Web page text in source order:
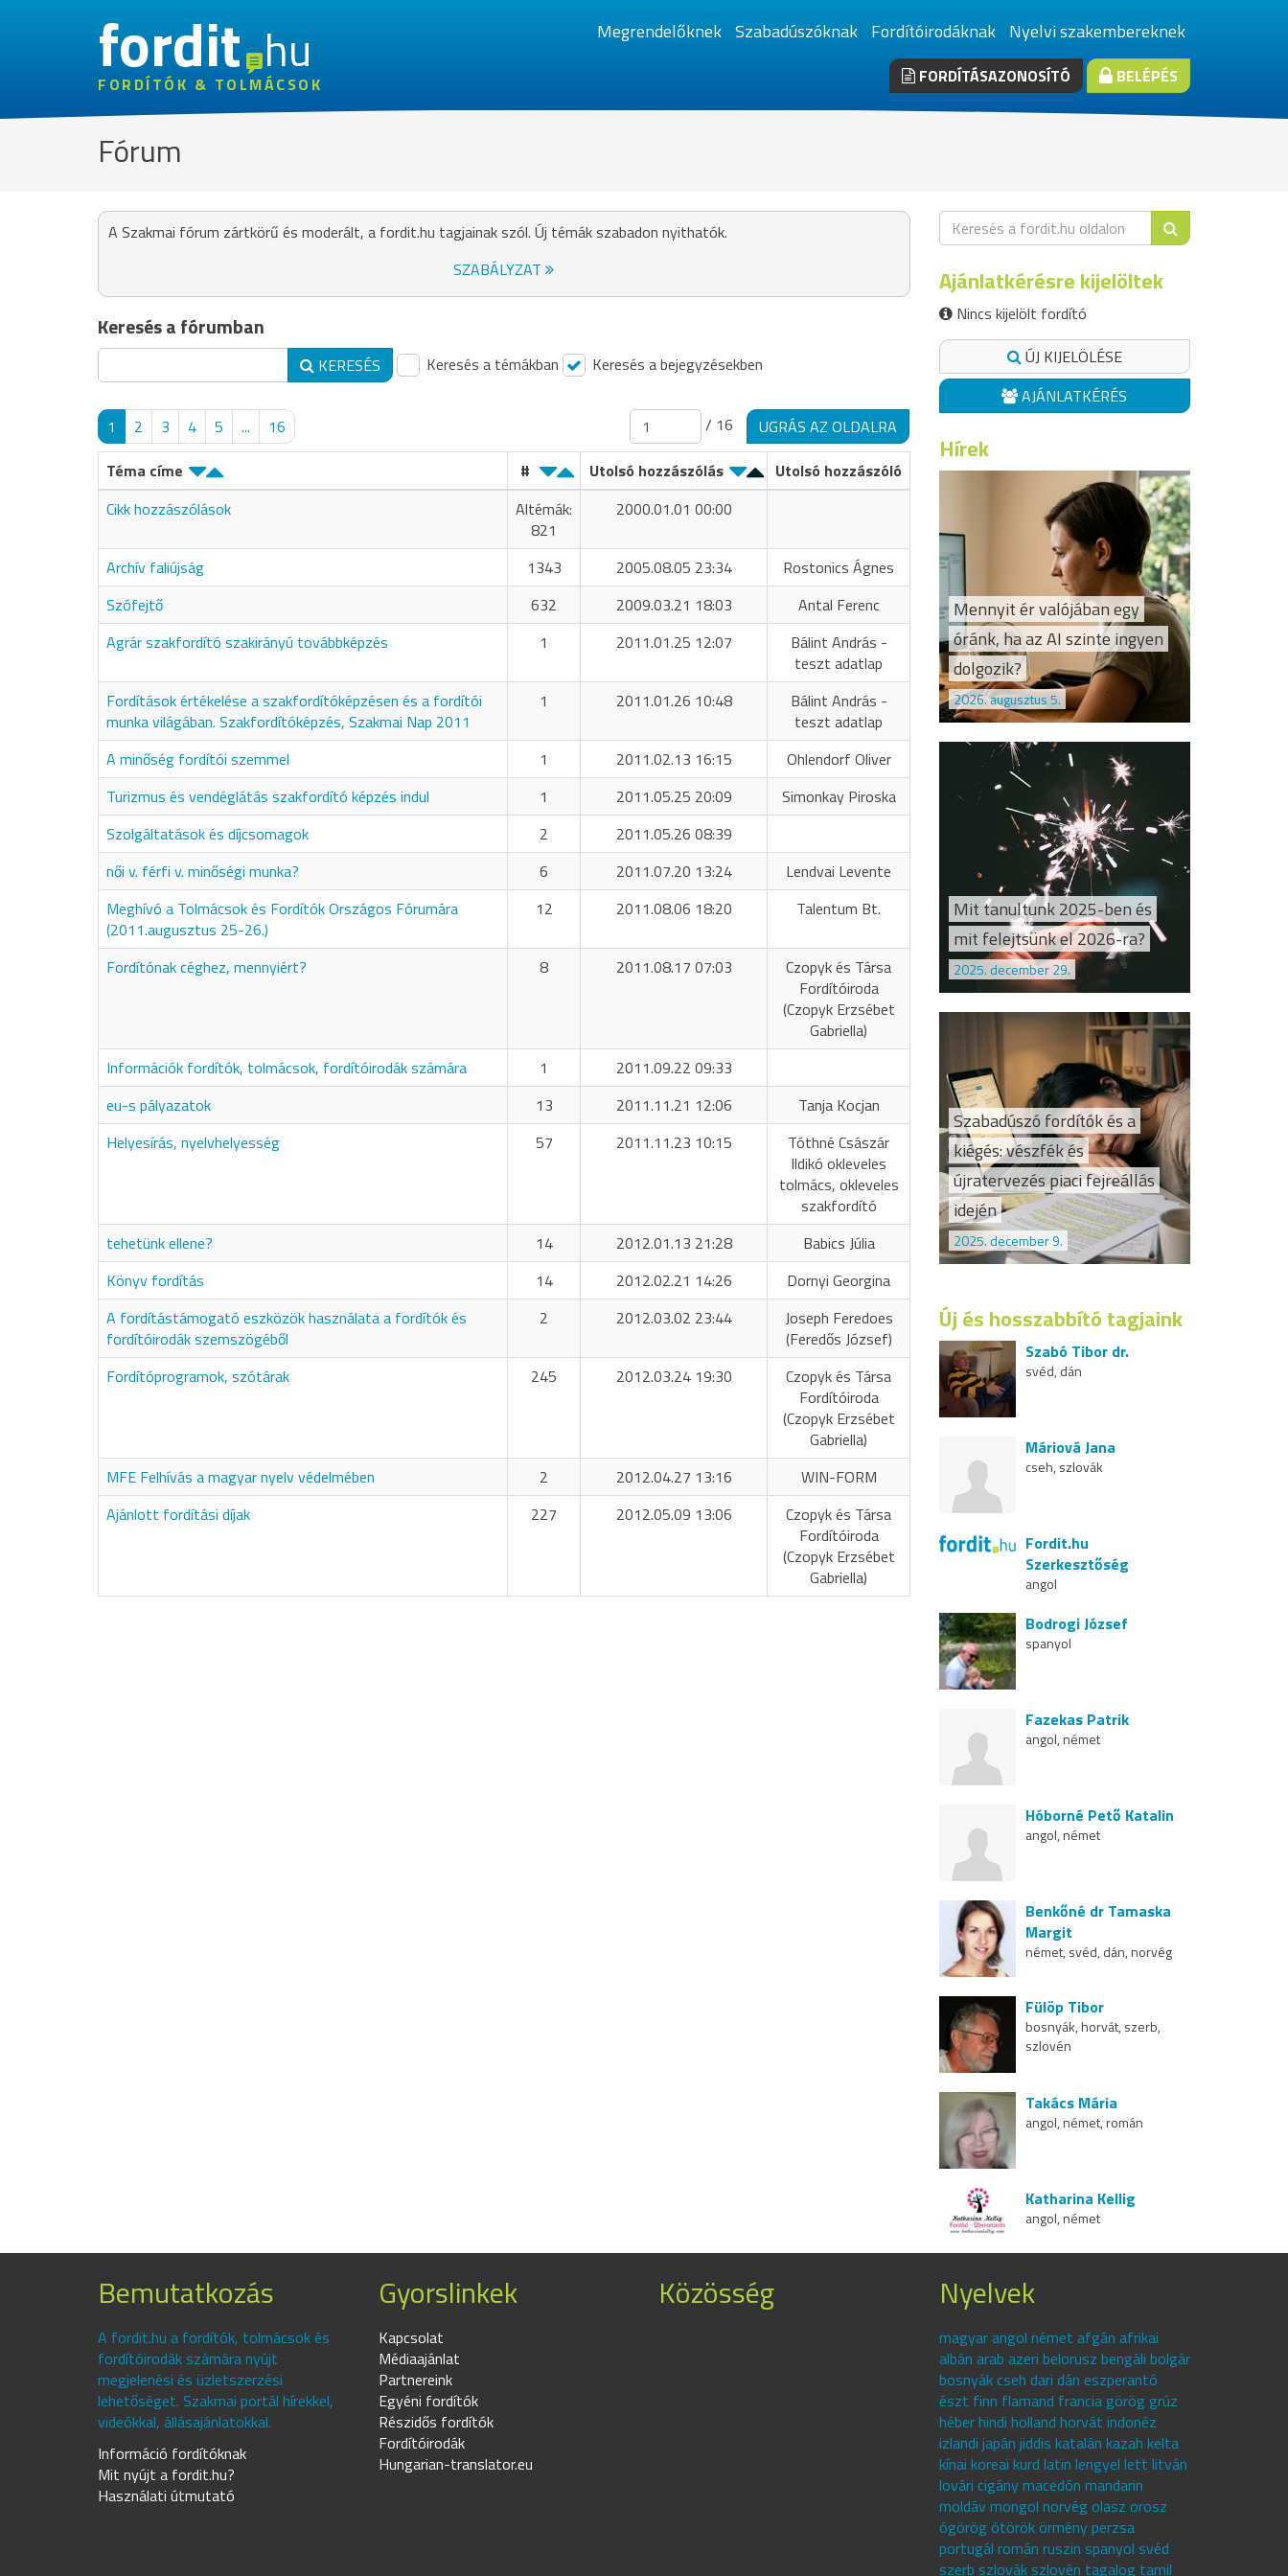
fordithu
FORDÍTÓK & TOLMÁCSOK
Megrendelőknek Szabadúszóknak Fordítóirodáknak Nyelvi szakembereknek
FORDÍTÁSAZONOSÍTÓ BELÉPÉS
Fórum
A Szakmai fórum zártkörű és moderált, a fordit.hu tagjainak szól. Új témák szabadon nyithatók.
SZABÁLYZAT
Keresés a fórumban
KERESÉS Keresés a témákban Keresés a bejegyzésekben
1 2 3 4 5 ... 16 / 16
UGRÁS AZ OLDALRA
Téma címe
# Utolsó hozzászólás
Utolsó hozzászóló
Cikk hozzászólások
Altémák:
821
2000.01.01 00:00
Archív faliújság 1343 2005.08.05 23:34
Rostonics Ágnes
Szófejtő
632 2009.03.21 18:03
Antal Ferenc
Agrár szakfordító szakirányú továbbképzés
1 2011.01.25 12:07
Bálint András -
teszt adatlap
Fordítások értékelése a szakfordítóképzésen és a fordítói
munka világában. Szakfordítóképzés, Szakmai Nap 2011
1 2011.01.26 10:48
Bálint András -
teszt adatlap
A minőség fordítói szemmel
1 2011.02.13 16:15
Ohlendorf Oliver
Turizmus és vendéglátás szakfordító képzés indul
1 2011.05.25 20:09
Simonkay Piroska
Szolgáltatások és díjcsomagok
2
2011.05.26 08:39
női v. férfi v. minőségi munka?
6 2011.07.20 13:24
Lendvai Levente
Meghívó a Tolmácsok és Fordítók Országos Fórumára
(2011.augusztus 25-26.)
12 2011.08.06 18:20 Talentum Bt.
Fordítónak céghez, mennyiért? 8 2011.08.17 07:03
Czopyk és Társa
Fordítóiroda
(Czopyk Erzsébet
Gabriella)
Információk fordítók, tolmácsok, fordítóirodák számára
1
2011.09.22 09:33
eu-s pályazatok
13 2011.11.21 12:06
Tanja Kocjan
Helyesírás, nyelvhelyesség
57 2011.11.23 10:15
Tóthné Császár
Ildikó okleveles
tolmács, okleveles
szakfordító
tehetünk ellene?
14 2012.01.13 21:28
Babics Júlia
Könyv fordítás
14 2012.02.21 14:26
Dornyi Georgina
A fordítástámogató eszközök használata a fordítók és
fordítóirodák szemszögéből
2 2012.03.02 23:44
Joseph Feredoes
(Feredős József)
Fordítóprogramok, szótárak
245 2012.03.24 19:30
Czopyk és Társa
Fordítóiroda
(Czopyk Erzsébet
Gabriella)
MFE Felhívás a magyar nyelv védelmében
2 2012.04.27 13:16
WIN-FORM
Ajánlott fordítási díjak
227 2012.05.09 13:06
Czopyk és Társa
Fordítóiroda
(Czopyk Erzsébet
Gabriella)
Ajánlatkérésre kijelöltek
Nincs kijelölt fordító
ÚJ KIJELÖLÉSE
AJÁNLATKÉRÉS
Hírek
Mennyit ér valójában egy
óránk, ha az AI szinte ingyen
dolgozik?
2026. augusztus 5.
Mit tanultunk 2025-ben és
mit felejtsünk el 2026-ra?
2025. december 29.
Szabadúszó fordítók és a
kiégés: vészfék és
újratervezés piaci fejreállás
idején
2025. december 9.
Új és hosszabbító tagjaink
Szabó Tibor dr.
svéd, dán
Máriová Jana
cseh, szlovák
Fordit.hu
Szerkesztőség
angol
Bodrogi József
spanyol
Fazekas Patrik
angol, német
Hóborné Pető Katalin
angol, német
Benkőné dr Tamaska
Margit
német, svéd, dán, norvég
Fülöp Tibor
bosnyák, horvát, szerb,
szlovén
Takács Mária
angol, német, román
Katharina Kellig
angol, német
Bemutatkozás
A fordit.hu a fordítók, tolmácsok és
fordítóirodák számára nyújt
megjelenési és üzletszerzési
lehetőséget. Szakmai portál hírekkel,
videókkal, állásajánlatokkal.
Információ fordítóknak
Mit nyújt a fordit.hu?
Használati útmutató
Gyorslinkek
Kapcsolat
Médiaajánlat
Partnereink
Egyéni fordítók
Részidős fordítók
Fordítóirodák
Hungarian-translator.eu
Közösség Nyelvek
magyar angol német afgán afrikai
albán arab azeri belorusz bengáli bolgár
bosnyák cseh dari dán eszperantó
észt finn flamand francia görög grúz
héber hindi holland horvát indonéz
izlandi japán jiddis katalán kazah kelta
kínai koreai kurd latin lengyel lett litván
lovári cigány macedón mandarin
moldáv mongol norvég olasz orosz
ógörög ótörök örmény perzsa
portugál román ruszin spanyol svéd
szerb szlovák szlovén tagalog tamil